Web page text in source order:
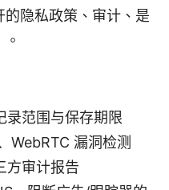
隐私政策、审计、是
录范围与保存期限
WebRTC 漏洞检测
方审计报告